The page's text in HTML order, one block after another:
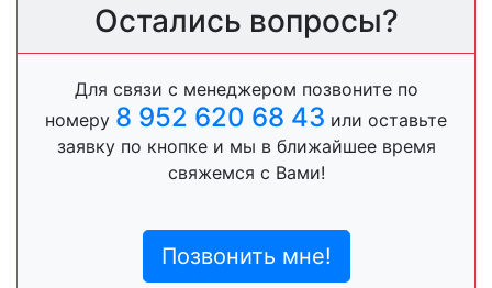
Остались вопросы?
Для связи с менеджером позвоните по
номеру 8 952 620 68 43 или оставьте
заявку по кнопке и мы в ближайшее время
свяжемся с Вами!
Позвонить мне!